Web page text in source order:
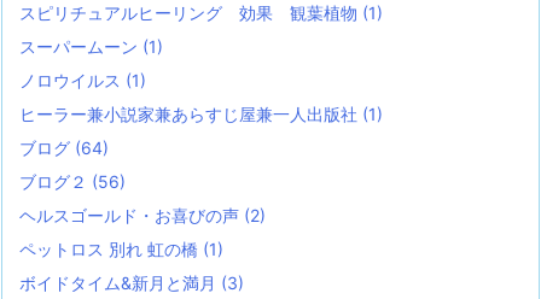
スピリチュアルヒーリング 効果 観葉植物 (1)
スーパームーン (1)
ノロウイルス (1)
ヒーラー兼小説家兼あらすじ屋兼一人出版社 (1)
ブログ (64)
ブログ２ (56)
ヘルスゴールド・お喜びの声 (2)
ペットロス 別れ 虹の橋 (1)
ボイドタイム&新月と満月 (3)